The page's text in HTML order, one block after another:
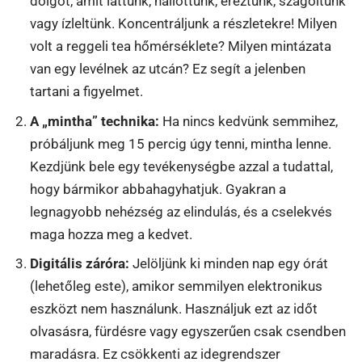
vagy ízleltünk. Koncentráljunk a részletekre! Milyen
volt a reggeli tea hőmérséklete? Milyen mintázata
van egy levélnek az utcán? Ez segít a jelenben
tartani a figyelmet.
A „mintha” technika: Ha nincs kedvünk semmihez,
próbáljunk meg 15 percig úgy tenni, mintha lenne.
Kezdjünk bele egy tevékenységbe azzal a tudattal,
hogy bármikor abbahagyhatjuk. Gyakran a
legnagyobb nehézség az elindulás, és a cselekvés
maga hozza meg a kedvet.
Digitális záróra: Jelöljünk ki minden nap egy órát
(lehetőleg este), amikor semmilyen elektronikus
eszközt nem használunk. Használjuk ezt az időt
olvasásra, fürdésre vagy egyszerűen csak csendben
maradásra. Ez csökkenti az idegrendszer